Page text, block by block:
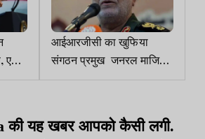
सकते
आईआरजीसी का खुफिया
संगठन प्रमुख जनरल माजिद
खादेमी इजरायली हमले में ढेर
की यह खबर आपको कैसी लगी.